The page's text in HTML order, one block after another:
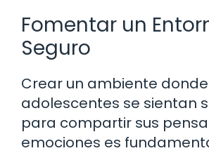
Fomentar un
Seguro
Crear un ambiente
adolescentes se sientan
para compartir sus
emociones es